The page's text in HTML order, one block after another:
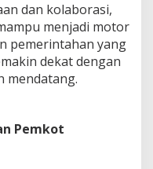
dan kolaborasi,
menjadi motor
pemerintahan yang
dekat dengan
mendatang.
Pemkot